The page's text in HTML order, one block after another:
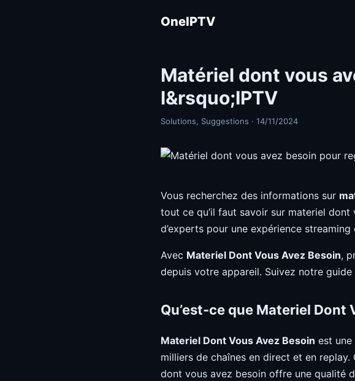
OneIPTV
Matériel dont vous
l&rsquo;IPTV
Solutions, Suggestions · 14/11/2024
Vous recherchez des informations sur
tout ce qu’il faut savoir sur materiel
d’experts pour une expérience streaming
Avec Materiel Dont Vous Avez Besoin,
depuis votre appareil. Suivez notre
Qu’est-ce que Materiel
Materiel Dont Vous Avez Besoin est une
milliers de chaînes en direct et en
dont vous avez besoin offre une qualité